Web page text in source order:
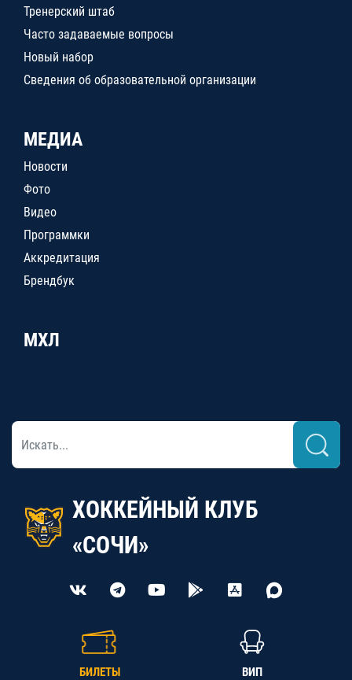
Тренерский штаб
Часто задаваемые вопросы
Новый набор
Сведения об образовательной организации
МЕДИА
Новости
Фото
Видео
Программки
Аккредитация
Брендбук
МХЛ
ХОККЕЙНЫЙ КЛУБ
«СОЧИ»
БИЛЕТЫ ВИП